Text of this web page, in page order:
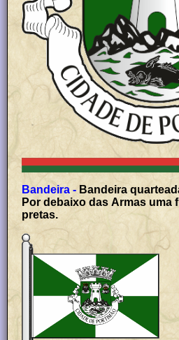
Bandeira - Bandeira
Por debaixo das Armas uma
pretas.